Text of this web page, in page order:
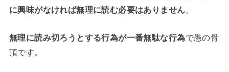
に興味がなければ無理に読む必要はありません
無理に読み切ろうとする行為が一番無駄な行為で愚の骨
頂です。